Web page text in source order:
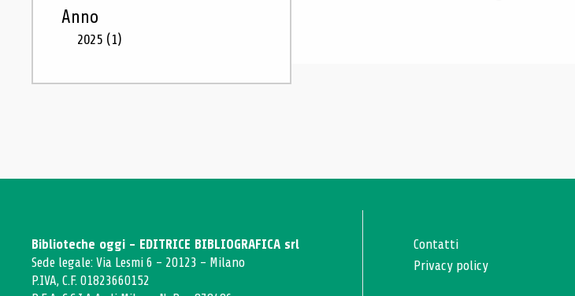
Anno
2025 (1)
Biblioteche oggi - EDITRICE BIBLIOGRAFICA srl
Sede legale: Via Lesmi 6 - 20123 - Milano
P.IVA, C.F. 01823660152
Contatti
Privacy policy